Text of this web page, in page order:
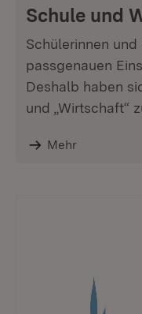
Schule und
Schülerinnen
passgenauen
Deshalb haben
und „Wirtschaft“
Mehr